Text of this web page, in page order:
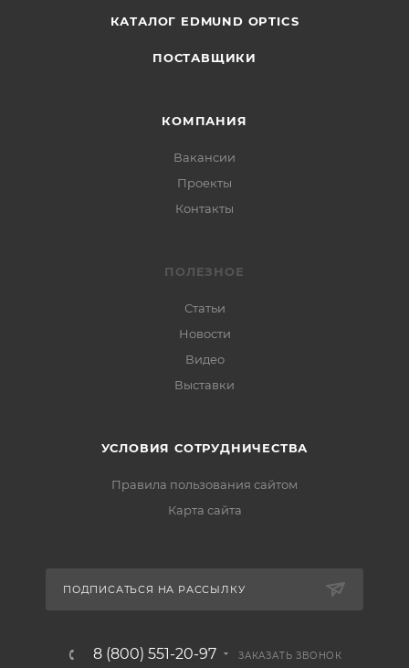
КАТАЛОГ EDMUND OPTICS
ПОСТАВЩИКИ
КОМПАНИЯ
Вакансии
Проекты
Контакты
ПОЛЕЗНОЕ
Статьи
Новости
Видео
Выставки
УСЛОВИЯ СОТРУДНИЧЕСТВА
Правила пользования сайтом
Карта сайта
ПОДПИСАТЬСЯ НА РАССЫЛКУ
8 (800) 551-20-97 ЗАКАЗАТЬ ЗВОНОК